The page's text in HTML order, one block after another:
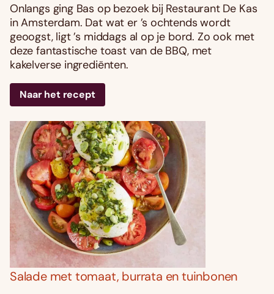
Onlangs ging Bas op bezoek bij Restaurant De Kas
in Amsterdam. Dat wat er ’s ochtends wordt
geoogst, ligt ’s middags al op je bord. Zo ook met
deze fantastische toast van de BBQ, met
kakelverse ingrediënten.
Naar het recept
Salade met tomaat, burrata en tuinbonen